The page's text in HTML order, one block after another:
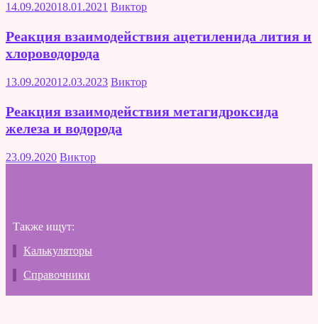
14.09.202018.01.2021 Виктор
Реакция взаимодействия ацетиленида лития и
хлороводорода
13.09.202012.03.2023 Виктор
Реакция взаимодействия метагидроксида
железа и водорода
23.09.2020 Виктор
Также ищут:
Калькуляторы
Справочники